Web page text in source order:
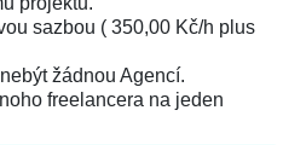
sazbou ( 350,00 Kč/h plus
žádnou Agencí.
freelancera na jeden